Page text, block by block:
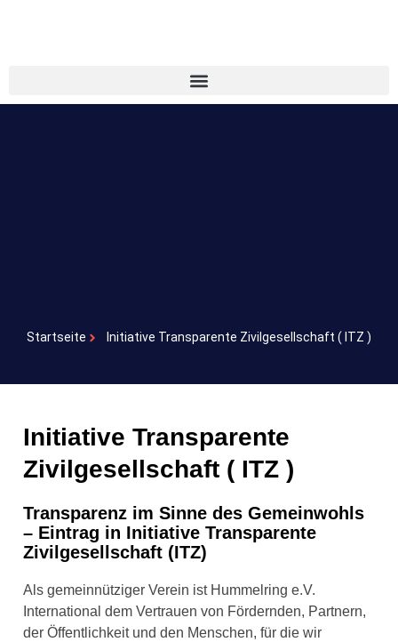
Startseite Initiative Transparente Zivilgesellschaft ( ITZ )
Initiative Transparente
Zivilgesellschaft ( ITZ )
Transparenz im Sinne des Gemeinwohls
– Eintrag in Initiative Transparente
Zivilgesellschaft (ITZ)
Als gemeinnütziger Verein ist Hummelring e.V.
International dem Vertrauen von Fördernden, Partnern,
der Öffentlichkeit und den Menschen, für die wir